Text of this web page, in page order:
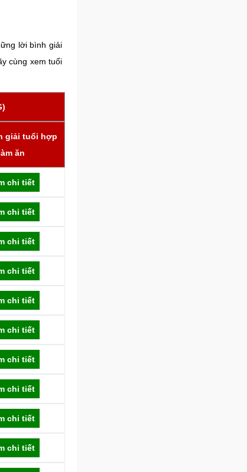
lời bình giải
cùng xem tuổi
giải tuổi hợp
ăn
chi tiết
chi tiết
chi tiết
chi tiết
chi tiết
chi tiết
chi tiết
chi tiết
chi tiết
chi tiết